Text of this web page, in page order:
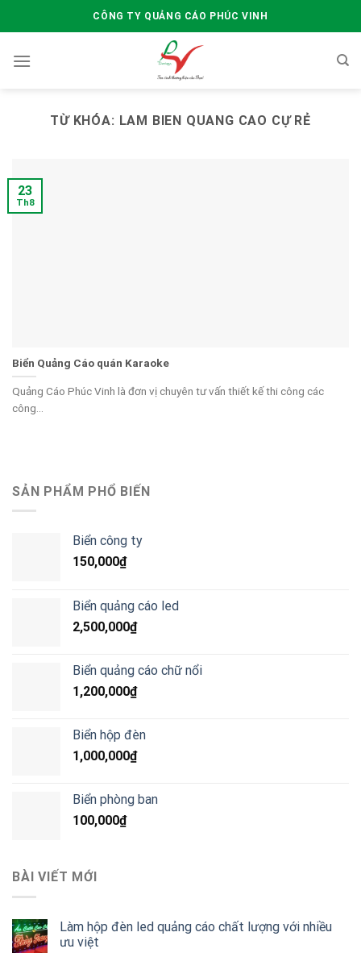
to
CÔNG TY QUẢNG CÁO PHÚC VINH
TỪ KHÓA: LAM BIEN QUANG CAO CỰ RẺ
Biển Quảng Cáo quán Karaoke
Quảng Cáo Phúc Vinh là đơn vị chuyên tư vấn thiết kế thi công các
công...
23
Th8
SẢN PHẨM PHỔ BIẾN
Biển công ty
150,000₫
Biển quảng cáo led
2,500,000₫
Biển quảng cáo chữ nổi
1,200,000₫
Biển hộp đèn
1,000,000₫
Biển phòng ban
100,000₫
BÀI VIẾT MỚI
Làm hộp đèn led quảng cáo chất lượng với nhiều
ưu việt